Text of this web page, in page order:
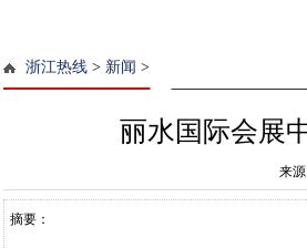
浙江热线 > 新闻 >
丽水国际会展
来源
摘要：